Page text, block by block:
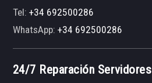
Tel:+34 692500286
WhatsApp:+34 692500286
24/7 Reparación Servidores